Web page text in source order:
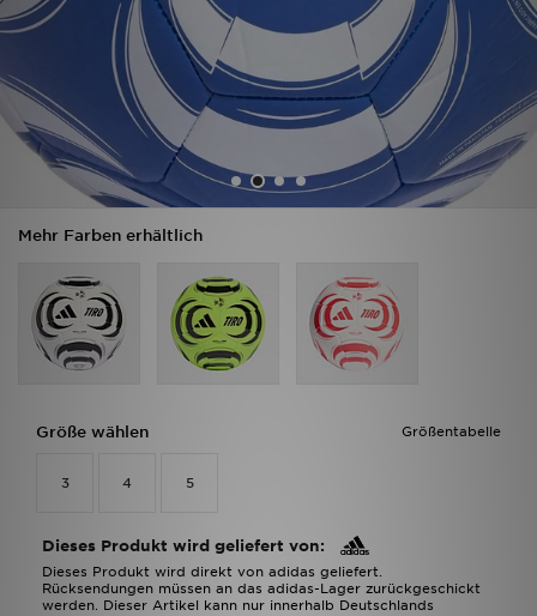
Mehr Farben erhältlich
Größentabelle
Größe wählen
3 4 5
Dieses Produkt wird geliefert von:
Dieses Produkt wird direkt von adidas geliefert.
Rücksendungen müssen an das adidas-Lager zurückgeschickt
werden. Dieser Artikel kann nur innerhalb Deutschlands
Hilfe & Kontakt
Geschenkgutschein
Studenten